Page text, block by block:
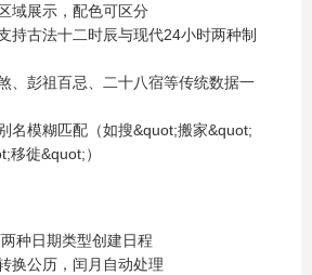
域展示，配色可区分
持古法十二时辰与现代24小时两种制
、彭祖百忌、二十八宿等传统数据一
名模糊匹配（如搜&quot;搬家&quot;
移徙&quot;）
种日期类型创建日程
换公历，闰月自动处理